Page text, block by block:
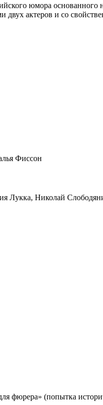
юмора
двух актеров и со
Фиссон
Лукка, Николай
фюрера» (попытка